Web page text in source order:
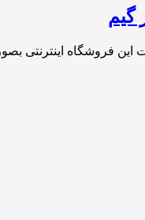
گیم
فروشگاه اینترنتی